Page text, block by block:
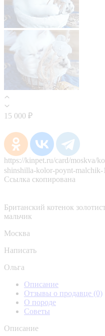
15 000 ₽
https://kinpet.ru/card/moskva/
shinshilla-kolor-poynt-malchik-
Ссылка скопирована
Британский котенок
мальчик
Москва
Написать
Ольга
Описание
Отзывы о продавце (0)
О породе
Советы
Описание